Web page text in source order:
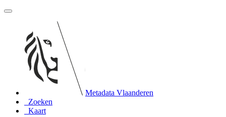
Metadata Vlaanderen
Zoeken
Kaart